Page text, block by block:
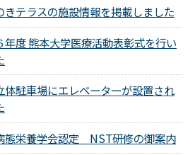
きテラスの施設情報を掲載しました
年度 熊本大学医療活動表彰式を行い
体駐車場にエレベーターが設置され
態栄養学会認定 NST研修の御案内